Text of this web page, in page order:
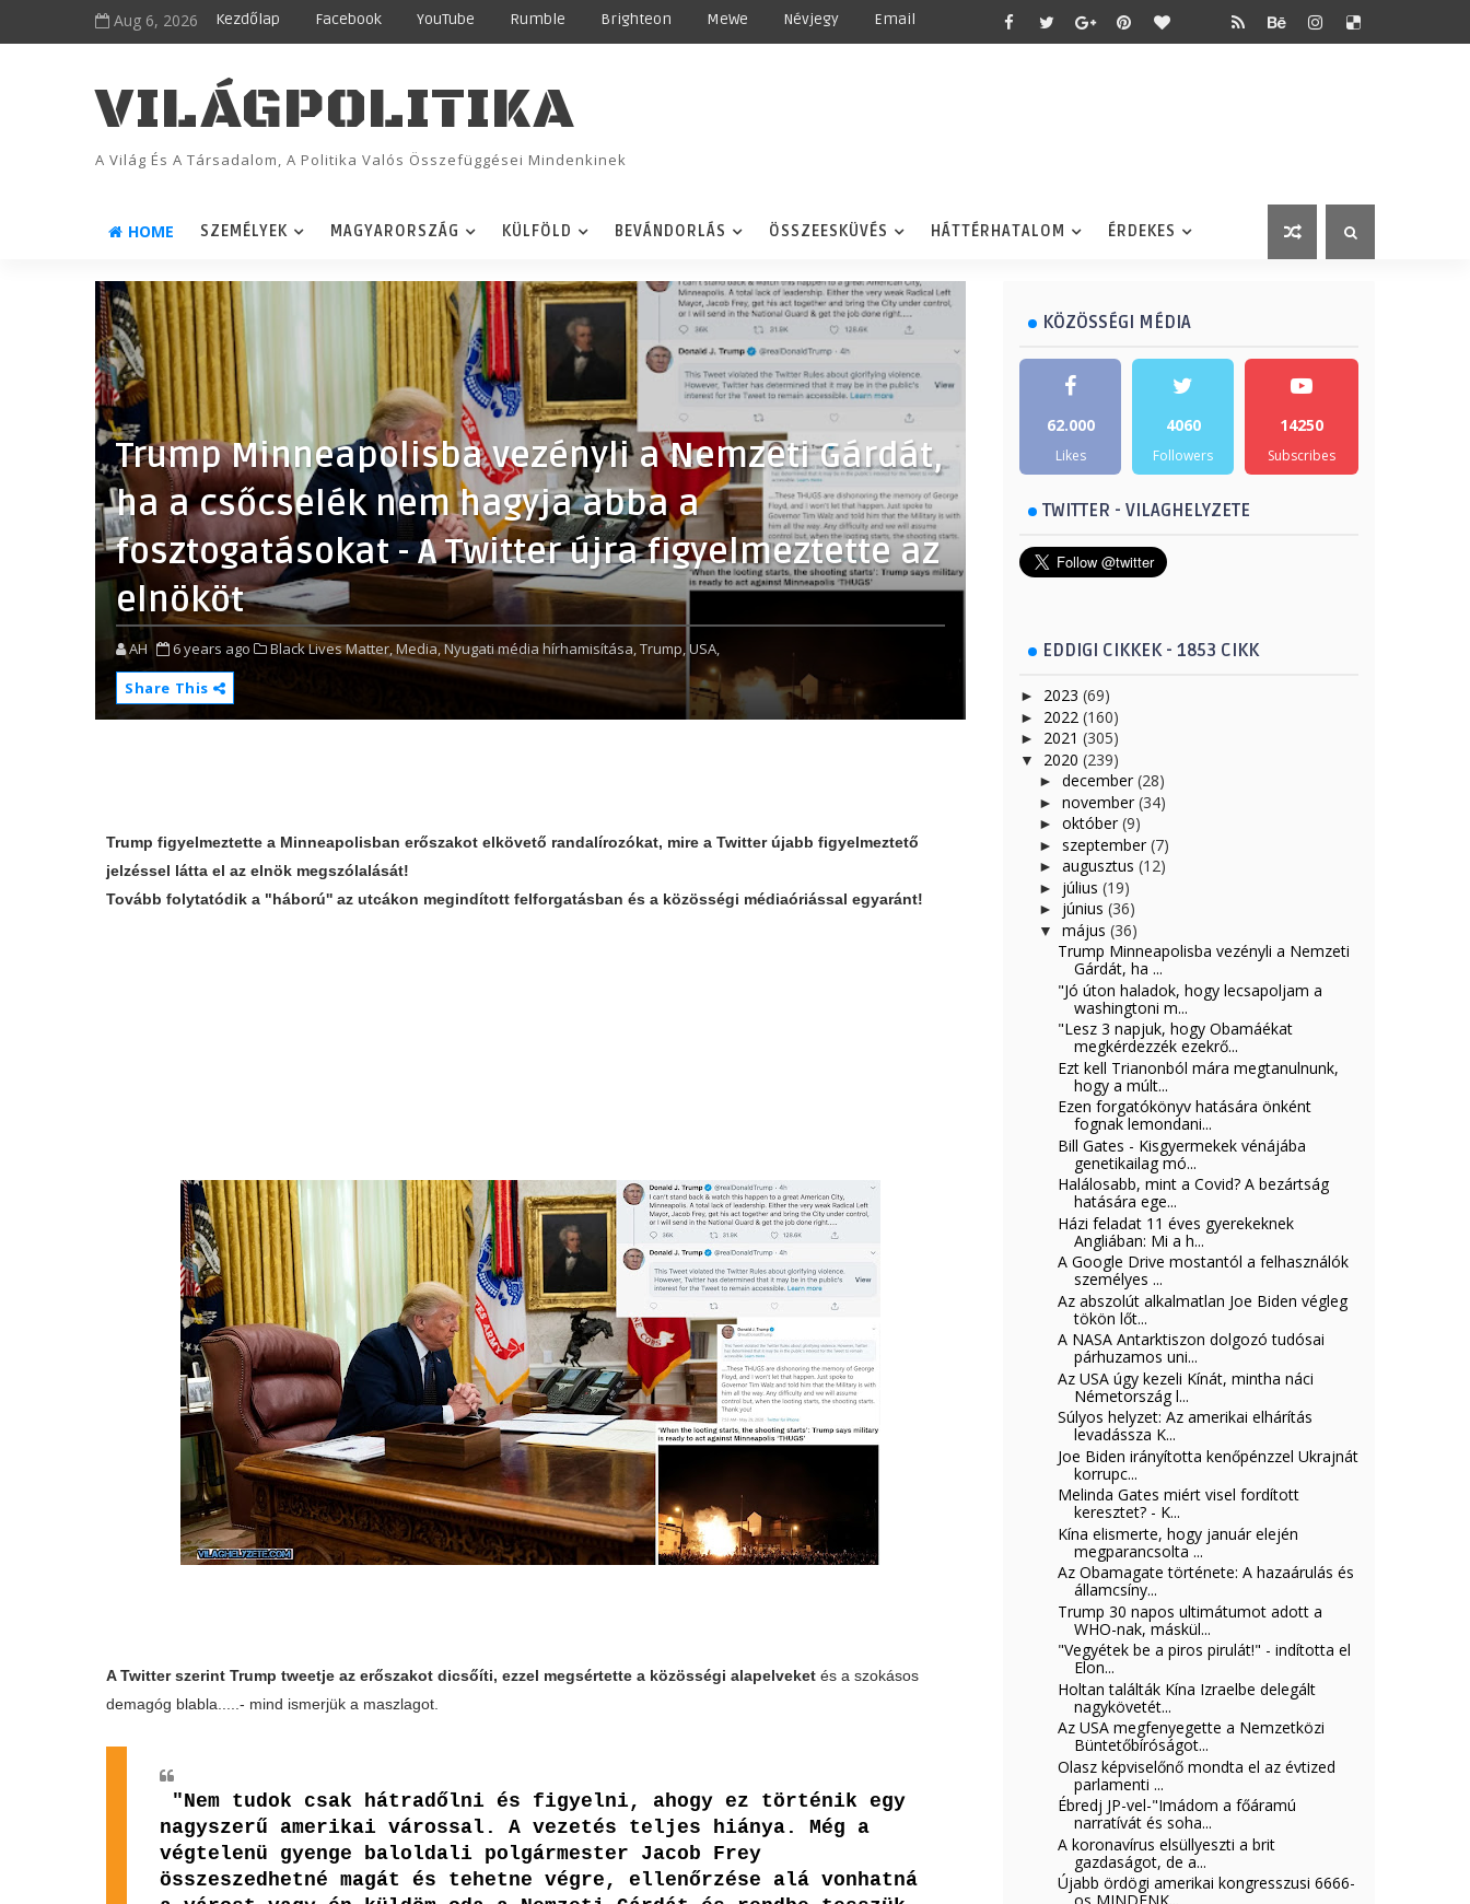
Aug 6, 2026 Kezdőlap Facebook YouTube Rumble Brighteon MeWe Névjegy Email
VILÁGPOLITIKA
A Világ És A Társadalom, A Politika Valós Összefüggései Mindenkinek
HOME SZEMÉLYEK MAGYARORSZÁG KÜLFÖLD BEVÁNDORLÁS ÖSSZEESKÜVÉS HÁTTÉRHATALOM ÉRDEKES
Trump Minneapolisba vezényli a Nemzeti Gárdát,
ha a csőcselék nem hagyja abba a
fosztogatásokat - A Twitter újra figyelmeztette az
elnököt
AH 6 years ago Black Lives Matter,Media,Nyugati média hírhamisítása,Trump,USA,
Share This
Trump figyelmeztette a Minneapolisban erőszakot elkövető randalírozókat, mire a Twitter újabb figyelmeztető
jelzéssel látta el az elnök megszólalását!
Tovább folytatódik a "háború'' az utcákon megindított felforgatásban és a közösségi médiaóriással egyaránt!
A Twitter szerint Trump tweetje az erőszakot dicsőíti, ezzel megsértette a közösségi alapelveket és a szokásos
demagóg blabla.....- mind ismerjük a maszlagot.
"Nem tudok csak hátradőlni és figyelni, ahogy ez történik egy
nagyszerű amerikai várossal. A vezetés teljes hiánya. Még a
végtelenü gyenge baloldali polgármester Jacob Frey
összeszedhetné magát és tehetne végre, ellenőrzése alá vonhatná
KÖZÖSSÉGI MÉDIA
62.000
Likes
4060
Followers
14250
Subscribes
TWITTER - VILAGHELYZETE
EDDIGI CIKKEK - 1853 CIKK
► 2023 (69)
► 2022 (160)
► 2021 (305)
▼ 2020 (239)
► december (28)
► november (34)
► október (9)
► szeptember (7)
► augusztus (12)
► július (19)
► június (36)
▼ május (36)
Trump Minneapolisba vezényli a Nemzeti
Gárdát, ha ...
"Jó úton haladok, hogy lecsapoljam a
washingtoni m...
"Lesz 3 napjuk, hogy Obamáékat
megkérdezzék ezekrő...
Ezt kell Trianonból mára megtanulnunk,
hogy a múlt...
Ezen forgatókönyv hatására önként
fognak lemondani...
Bill Gates - Kisgyermekek vénájába
genetikailag mó...
Halálosabb, mint a Covid? A bezártság
hatására ege...
Házi feladat 11 éves gyerekeknek
Angliában: Mi a h...
A Google Drive mostantól a felhasználók
személyes ...
Az abszolút alkalmatlan Joe Biden végleg
tökön lőt...
A NASA Antarktiszon dolgozó tudósai
párhuzamos uni...
Az USA úgy kezeli Kínát, mintha náci
Németország l...
Súlyos helyzet: Az amerikai elhárítás
levadássza K...
Joe Biden irányította kenőpénzzel Ukrajnát
korrupc...
Melinda Gates miért visel fordított
keresztet? - K...
Kína elismerte, hogy január elején
megparancsolta ...
Az Obamagate története: A hazaárulás és
államcsíny...
Trump 30 napos ultimátumot adott a
WHO-nak, máskül...
"Vegyétek be a piros pirulát!" - indította el
Elon...
Holtan találták Kína Izraelbe delegált
nagykövetét...
Az USA megfenyegette a Nemzetközi
Büntetőbíróságot...
Olasz képviselőnő mondta el az évtized
parlamenti ...
Ébredj JP-vel-"Imádom a főáramú
narratívát és soha...
A koronavírus elsüllyeszti a brit
gazdaságot, de a...
Újabb ördögi amerikai kongresszusi 6666-